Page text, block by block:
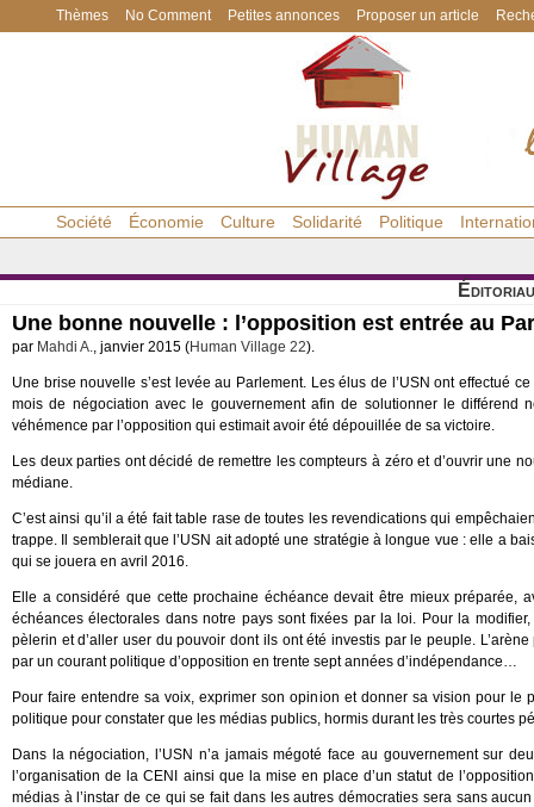
Thèmes No Comment Petites annonces Proposer un article
Société Économie Culture Solidarité Politique
Une bonne nouvelle : l’opposition est entrée au
par Mahdi A., janvier 2015 (Human Village 22).
Une brise nouvelle s’est levée au Parlement. Les élus de l’USN ont effectué
mois de négociation avec le gouvernement afin de solutionner le différend
véhémence par l’opposition qui estimait avoir été dépouillée de sa victoire.
Les deux parties ont décidé de remettre les compteurs à zéro et d’ouvrir une
médiane.
C’est ainsi qu’il a été fait table rase de toutes les revendications qui
trappe. Il semblerait que l’USN ait adopté une stratégie à longue vue : elle a
qui se jouera en avril 2016.
Elle a considéré que cette prochaine échéance devait être mieux préparée,
échéances électorales dans notre pays sont fixées par la loi. Pour la
pèlerin et d’aller user du pouvoir dont ils ont été investis par le peuple.
par un courant politique d’opposition en trente sept années d’indépendance…
Pour faire entendre sa voix, exprimer son opinion et donner sa vision pour
politique pour constater que les médias publics, hormis durant les très courtes
Dans la négociation, l’USN n’a jamais mégoté face au gouvernement sur
l’organisation de la CENI ainsi que la mise en place d’un statut de
médias à l’instar de ce qui se fait dans les autres démocraties sera sans